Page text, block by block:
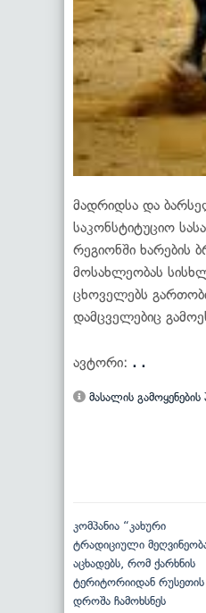
მადრიდსა და
საკონსტიტუციო
რეგიონში
მოსახლეობას
ცხოველებს
დამცველებიც
ავტორი: . .
მასალის გამოყენების
კომპანია “კახური
ტრადიციული
აცხადებს, რომ ქარხნის
ტერიტორიიდან რუსეთის
დროშა ჩამოხსნეს